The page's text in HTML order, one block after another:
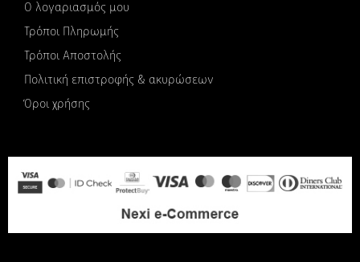
Ο λογαριασμός μου
Τρόποι Πληρωμής
Τρόποι Αποστολής
Πολιτική επιστροφής & ακυρώσεων
Όροι χρήσης